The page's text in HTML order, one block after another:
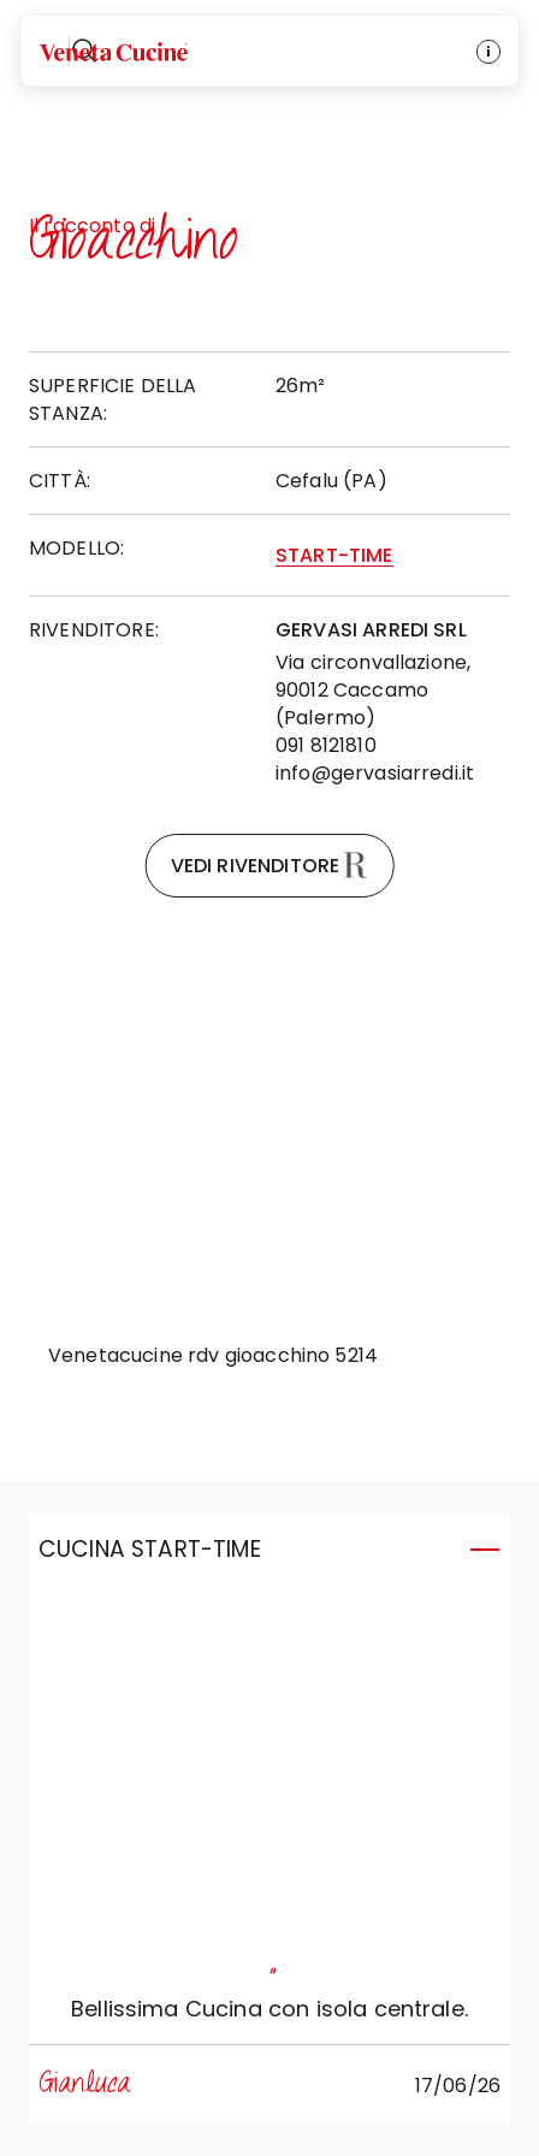
Veneta Cucine
Il racconto di
Gioacchino
SUPERFICIE DELLA
STANZA:
26m²
CITTÀ: Cefalu (PA)
MODELLO: START-TIME
RIVENDITORE:
GERVASI ARREDI SRL
Via circonvallazione,
90012 Caccamo
(Palermo)
091 8121810
info@gervasiarredi.it
VEDI RIVENDITORE
Venetacucine rdv gioacchino 5214
CUCINA START-TIME
"
Bellissima Cucina con isola centrale.
Gianluca 17/06/26